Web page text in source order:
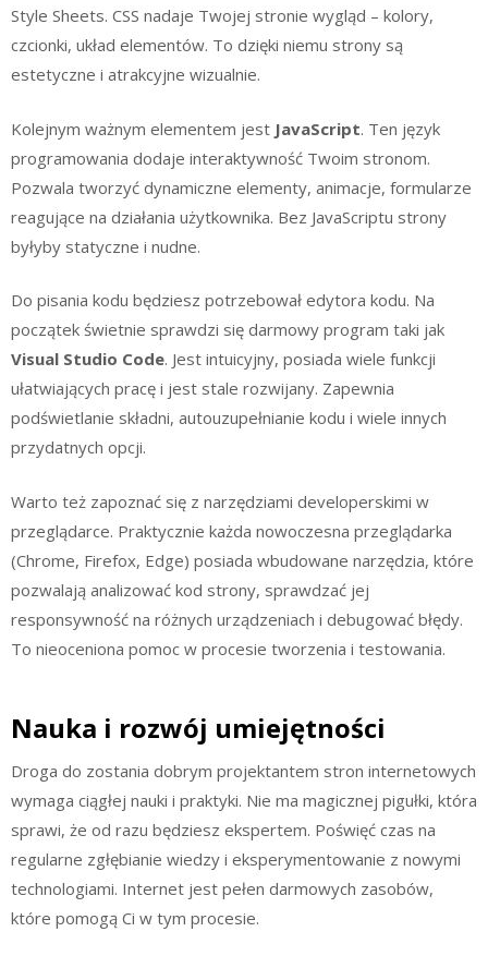
Style Sheets. CSS nadaje Twojej stronie wygląd – kolory,
czcionki, układ elementów. To dzięki niemu strony są
estetyczne i atrakcyjne wizualnie.
Kolejnym ważnym elementem jest JavaScript. Ten język
programowania dodaje interaktywność Twoim stronom.
Pozwala tworzyć dynamiczne elementy, animacje, formularze
reagujące na działania użytkownika. Bez JavaScriptu strony
byłyby statyczne i nudne.
Do pisania kodu będziesz potrzebował edytora kodu. Na
początek świetnie sprawdzi się darmowy program taki jak
Visual Studio Code. Jest intuicyjny, posiada wiele funkcji
ułatwiających pracę i jest stale rozwijany. Zapewnia
podświetlanie składni, autouzupełnianie kodu i wiele innych
przydatnych opcji.
Warto też zapoznać się z narzędziami developerskimi w
przeglądarce. Praktycznie każda nowoczesna przeglądarka
(Chrome, Firefox, Edge) posiada wbudowane narzędzia, które
pozwalają analizować kod strony, sprawdzać jej
responsywność na różnych urządzeniach i debugować błędy.
To nieoceniona pomoc w procesie tworzenia i testowania.
Nauka i rozwój umiejętności
Droga do zostania dobrym projektantem stron internetowych
wymaga ciągłej nauki i praktyki. Nie ma magicznej pigułki, która
sprawi, że od razu będziesz ekspertem. Poświęć czas na
regularne zgłębianie wiedzy i eksperymentowanie z nowymi
technologiami. Internet jest pełen darmowych zasobów,
które pomogą Ci w tym procesie.